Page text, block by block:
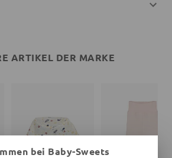
ARTIKEL DER MARKE
bei Baby-Sweets